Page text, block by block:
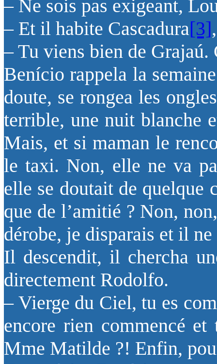
– Ne sois pas exigeant,
– Et il habite Cascadura[3]
– Tu viens bien de Grajaú.
Benício rappela la
doute, se rongea les
terrible, une nuit blanche
Mais, et si maman le
le taxi. Non, elle ne va
elle se doutait de quelque
que de l’amitié ? Non,
dérobe, je disparais et il
Il descendit, il chercha
directement Rodolfo.
– Vierge du Ciel, tu es
encore rien commencé
Mme Matilde ?! Enfin,